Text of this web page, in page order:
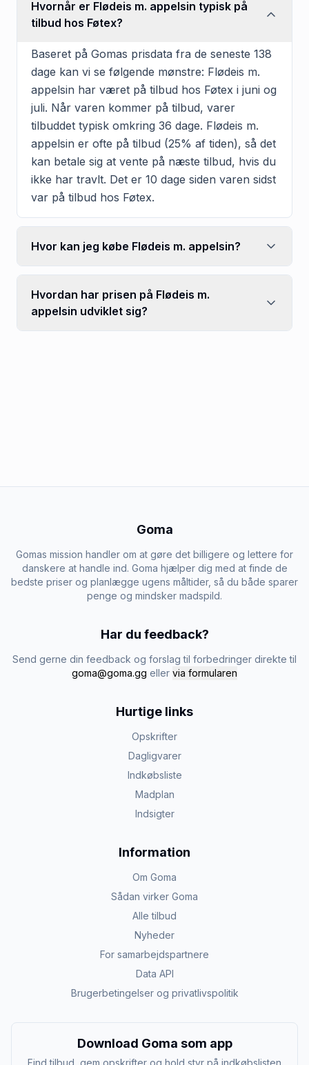
Hvornår er Flødeis m. appelsin typisk på
tilbud hos Føtex?
Baseret på Gomas prisdata fra de seneste 138
dage kan vi se følgende mønstre: Flødeis m.
appelsin har været på tilbud hos Føtex i juni og
juli. Når varen kommer på tilbud, varer
tilbuddet typisk omkring 36 dage. Flødeis m.
appelsin er ofte på tilbud (25% af tiden), så det
kan betale sig at vente på næste tilbud, hvis du
ikke har travlt. Det er 10 dage siden varen sidst
var på tilbud hos Føtex.
Hvor kan jeg købe Flødeis m. appelsin?
Hvordan har prisen på Flødeis m.
appelsin udviklet sig?
Goma
Gomas mission handler om at gøre det billigere og lettere for
danskere at handle ind. Goma hjælper dig med at finde de
bedste priser og planlægge ugens måltider, så du både sparer
penge og mindsker madspild.
Har du feedback?
Send gerne din feedback og forslag til forbedringer direkte til
goma@goma.gg eller via formularen
Hurtige links
Opskrifter
Dagligvarer
Indkøbsliste
Madplan
Indsigter
Information
Om Goma
Sådan virker Goma
Alle tilbud
Nyheder
For samarbejdspartnere
Data API
Brugerbetingelser og privatlivspolitik
Download Goma som app
Find tilbud, gem opskrifter og hold styr på indkøbslisten